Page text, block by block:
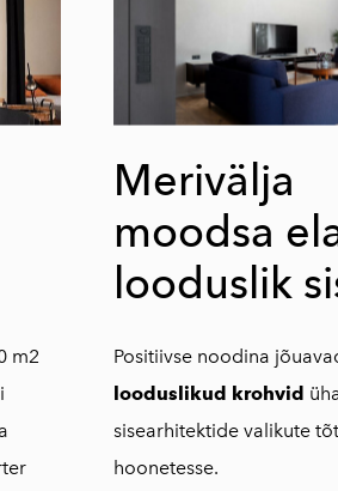
m2
Merivälja
moodsa
looduslik
Positiivse noodina
looduslikud krohvid
sisearhitektide valikute
hoonetesse.